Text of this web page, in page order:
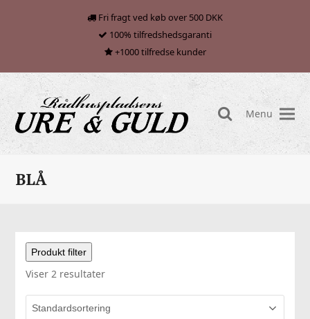
Fri fragt ved køb over 500 DKK
100% tilfredshedsgaranti
+1000 tilfredse kunder
search
Menu
BLÅ
Produkt filter
Viser 2 resultater